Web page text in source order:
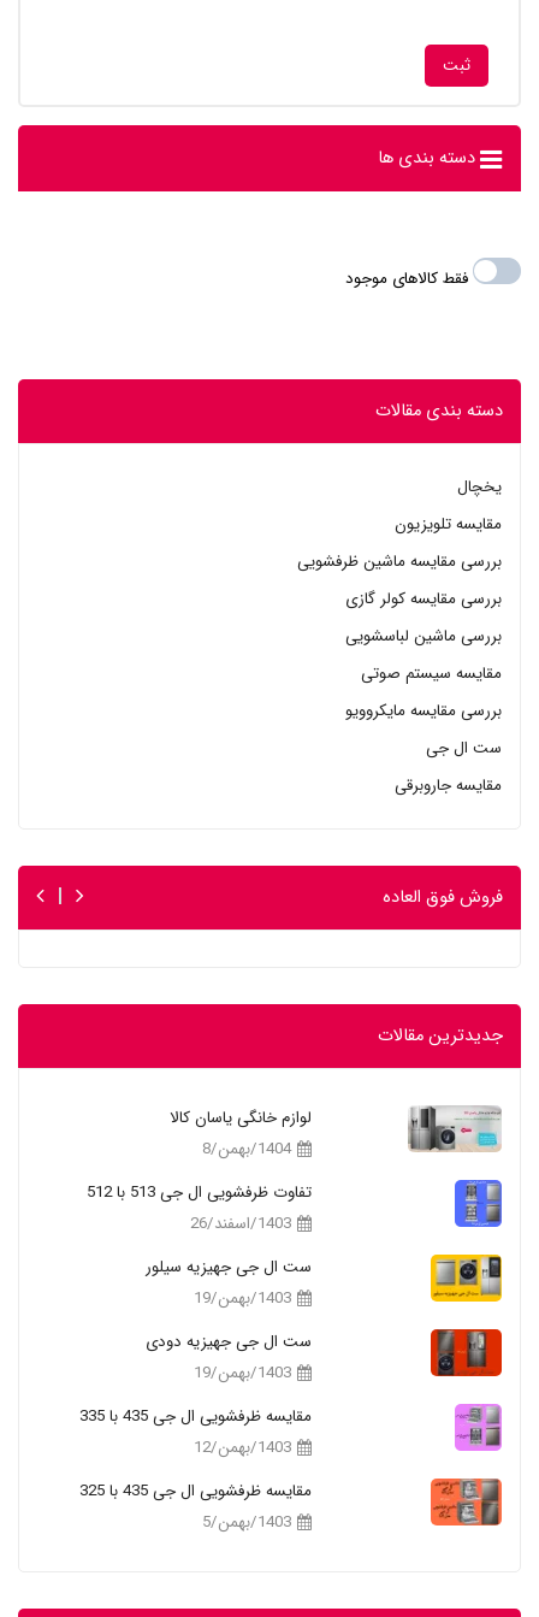
دسته بندی ها
فقط کالاهای موجود
دسته بندی مقالات
یخچال
مقایسه تلویزیون
بررسی مقایسه ماشین ظرفشویی
بررسی مقایسه کولر گازی
بررسی ماشین لباسشویی
مقایسه سیستم صوتی
بررسی مقایسه مایکروویو
ست ال جی
مقایسه جاروبرقی
فروش فوق العاده
جدیدترین مقالات
لوازم خانگی یاسان کالا
1404/بهمن/8
تفاوت ظرفشویی ال جی 513 با 512
1403/اسفند/26
ست ال جی جهیزیه سیلور
1403/بهمن/19
ست ال جی جهیزیه دودی
1403/بهمن/19
مقایسه ظرفشویی ال جی 435 با 335
1403/بهمن/12
مقایسه ظرفشویی ال جی 435 با 325
1403/بهمن/5